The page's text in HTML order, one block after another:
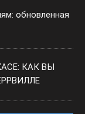
обновленная
КАК ВЫ